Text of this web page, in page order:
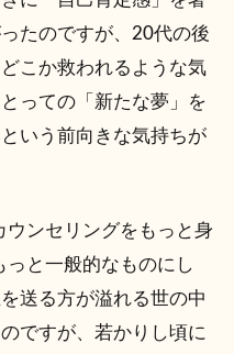
たのですが、20代の後
こか救われるような気
っての「新たな夢」を
いう前向きな気持ちが
ウンセリングをもっと身
っと一般的なものにし
送る方が溢れる世の中
ですが、若かりし頃に